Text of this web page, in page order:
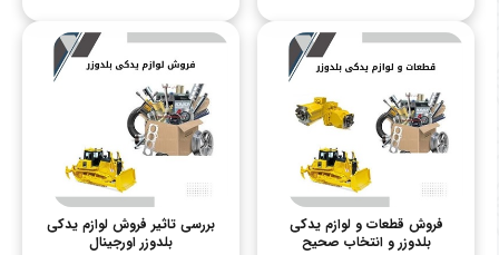
فروش قطعات و لوازم یدکی
بلدوزر و انتخاب صحیح
بررسی تاثیر فروش لوازم یدکی
بلدوزر اورجینال